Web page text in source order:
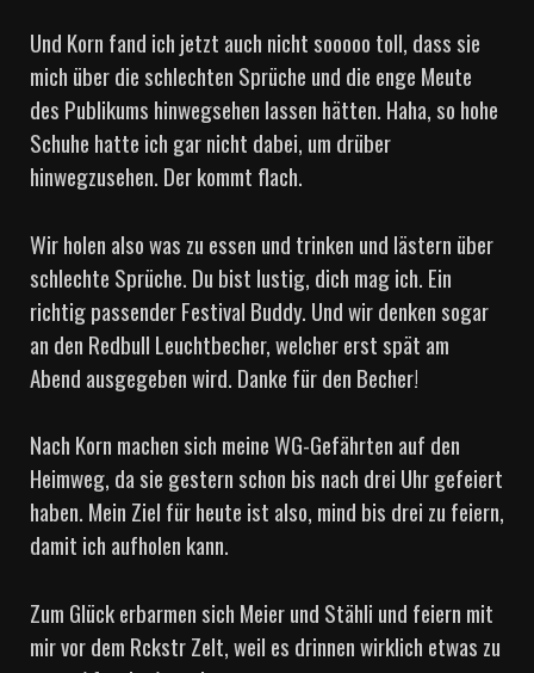
Und Korn fand ich jetzt auch nicht sooooo toll, dass sie
mich über die schlechten Sprüche und die enge Meute
des Publikums hinwegsehen lassen hätten. Haha, so hohe
Schuhe hatte ich gar nicht dabei, um drüber
hinwegzusehen. Der kommt flach.
Wir holen also was zu essen und trinken und lästern über
schlechte Sprüche. Du bist lustig, dich mag ich. Ein
richtig passender Festival Buddy. Und wir denken sogar
an den Redbull Leuchtbecher, welcher erst spät am
Abend ausgegeben wird. Danke für den Becher!
Nach Korn machen sich meine WG-Gefährten auf den
Heimweg, da sie gestern schon bis nach drei Uhr gefeiert
haben. Mein Ziel für heute ist also, mind bis drei zu feiern,
damit ich aufholen kann.
Zum Glück erbarmen sich Meier und Stähli und feiern mit
mir vor dem Rckstr Zelt, weil es drinnen wirklich etwas zu